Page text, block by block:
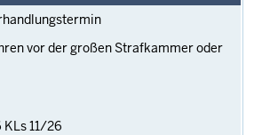
vor der großen Strafkammer oder
KLs 11/26